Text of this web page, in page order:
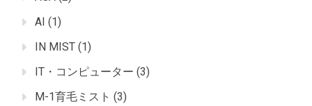
AI (1)
IN MIST (1)
IT・コンピューター (3)
M-1育毛ミスト (3)